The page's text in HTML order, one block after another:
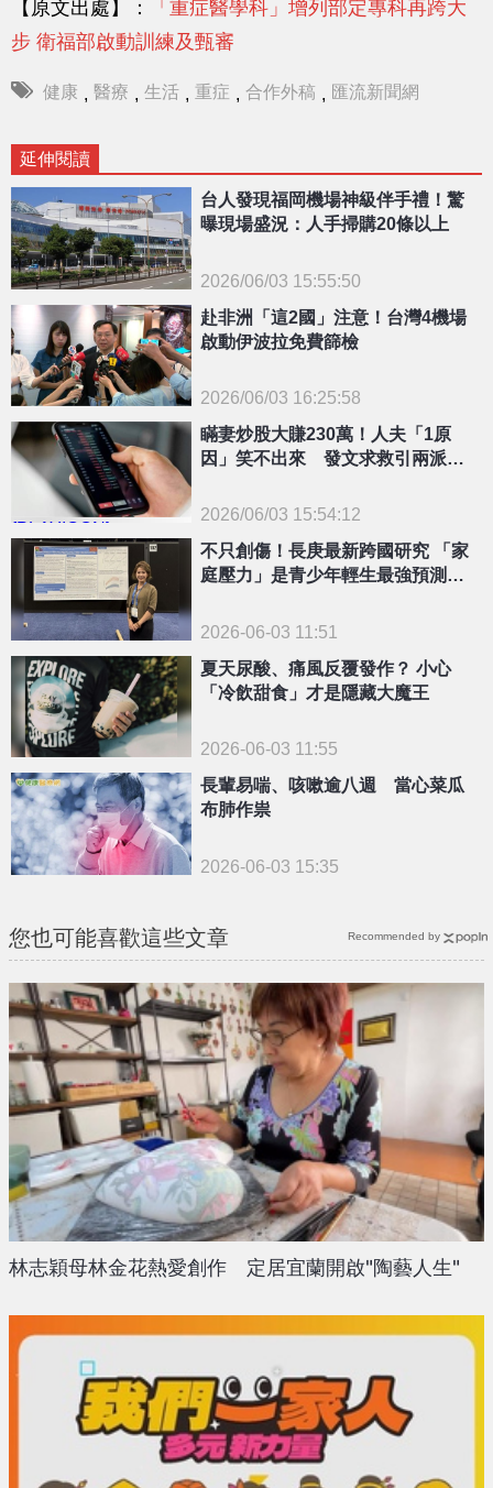
【原文出處】：
「重症醫學科」增列部定專科再跨大
步 衛福部啟動訓練及甄審
健康 , 醫療 , 生活 , 重症 , 合作外稿 , 匯流新聞網
延伸閱讀
{PLAYICON}
台人發現福岡機場神級伴手禮！驚
曝現場盛況：人手掃購20條以上
2026/06/03 15:55:50
{PLAYICON}
赴非洲「這2國」注意！台灣4機場
啟動伊波拉免費篩檢
2026/06/03 16:25:58
{PLAYICON}
瞞妻炒股大賺230萬！人夫「1原
因」笑不出來 發文求救引兩派論
2026/06/03 15:54:12
不只創傷！長庚最新跨國研究 「家
庭壓力」是青少年輕生最強預測因
2026-06-03 11:51
夏天尿酸、痛風反覆發作？ 小心
「冷飲甜食」才是隱藏大魔王
2026-06-03 11:55
長輩易喘、咳嗽逾八週 當心菜瓜
布肺作祟
2026-06-03 15:35
您也可能喜歡這些文章
林志穎母林金花熱愛創作 定居宜蘭開啟"陶藝人生"
Recommended by